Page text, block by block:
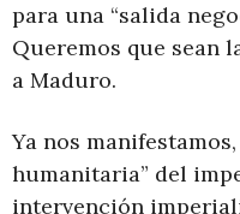
para una “salida
Queremos que sean
a Maduro.
Ya nos
humanitaria” del
intervención